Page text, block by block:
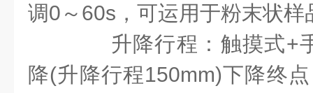
调0～60s，可运用于粉末状样
升降行程：触摸式+
降(升降行程150mm)下降终